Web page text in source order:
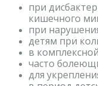
при
кишечного
при
детям при
в
часто
для